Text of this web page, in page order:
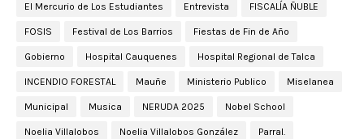
El Mercurio de Los Estudiantes Entrevista FISCALÍA ÑUBLE
FOSIS Festival de Los Barrios Fiestas de Fin de Año
Gobierno Hospital Cauquenes Hospital Regional de Talca
INCENDIO FORESTAL Mauñe Ministerio Publico Miselanea
Municipal Musica NERUDA 2025 Nobel School
Noelia Villalobos Noelia Villalobos González Parral.